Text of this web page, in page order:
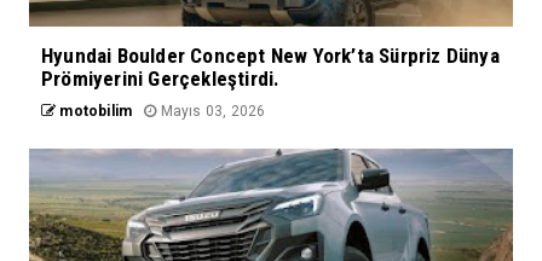
Hyundai Boulder Concept New York’ta Sürpriz Dünya
Prömiyerini Gerçekleştirdi.
motobilim Mayıs 03, 2026